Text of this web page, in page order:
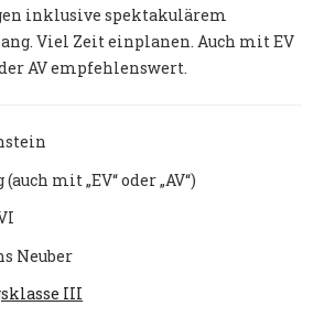
inklusive spektakulärem
Viel Zeit einplanen. Auch mit EV
AV empfehlenswert.
mit „EV“ oder „AV“)
Neuber
III